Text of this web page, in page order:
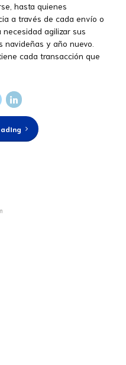
hasta quienes
a través de cada envío o
agilizar sus
y año nuevo.
cada transacción que